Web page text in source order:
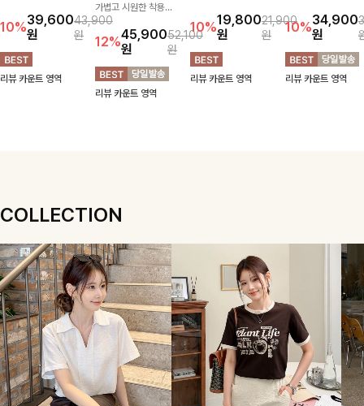
실루엣이 여성스러운
무드를 완성해주는 블
라우스 🤍 체형을 자
연스럽게 커버해주며
걸을 때마다 살랑이는
10%39,600
원
43,900
원
리뷰 카운트 영역
가볍고 시원한 착용감
으로 여름 내내 부담
없이 즐기기 좋은 라
운드 니트 🤍 베이직
한 디자인으로 다양한
하의와 손쉽게 매치되
어 데일리하게 활용하
12%45,900
원
52,100
원
리뷰 카운트 영역
맞게 선택할 수 있는
활용도 높은 가디건
🤍 부드러운 착용감
과 베이직한 디자인으
로 단독은 물론 가볍
10%19,800
원
21,900
원
리뷰 카운트 영역
블라우스🖤 브이넥
카라 디자인에 여유로
운 소매핏 더해져 여
리하면서도 시원한 무
드로 즐기기 좋아요-
10%34,900
원
리뷰 카운트 영역
COLLECTION